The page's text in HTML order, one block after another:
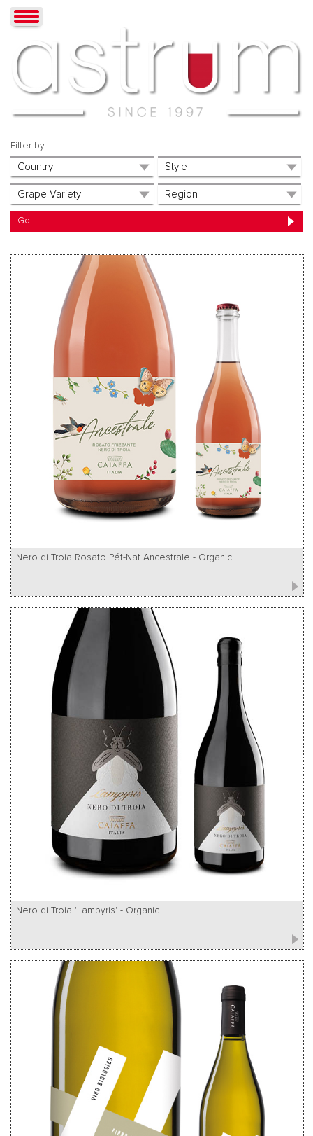
Filter by:
Nero di Troia Rosato Pét-Nat Ancestrale - Organic
Nero di Troia 'Lampyris' - Organic